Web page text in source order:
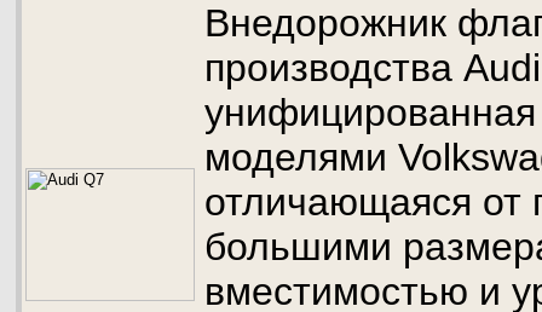
Внедорожник
производства
моделями
отличающаяся от
большими
вместимостью и